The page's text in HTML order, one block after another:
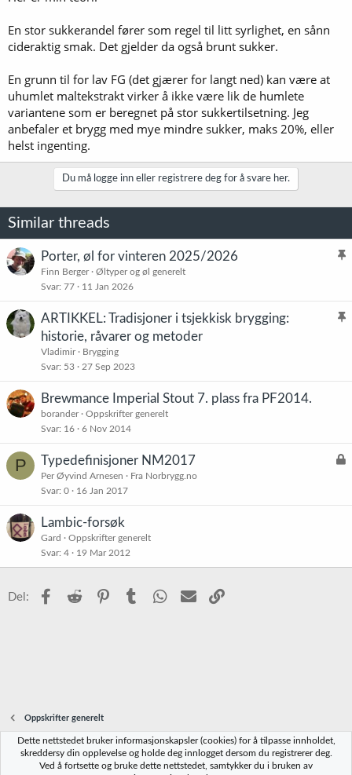
En stor sukkerandel fører som regel til litt syrlighet, en sånn
cideraktig smak. Det gjelder da også brunt sukker.
En grunn til for lav FG (det gjærer for langt ned) kan være at
uhumlet maltekstrakt virker å ikke være lik de humlete
variantene som er beregnet på stor sukkertilsetning. Jeg
anbefaler et brygg med mye mindre sukker, maks 20%, eller
helst ingenting.
Du må logge inn eller registrere deg for å svare her.
Similar threads
K
t
Porter, øl for vinteren 2025/2026
Finn Berger
Øltyper og øl generelt
Svar 77 11 Jan 2026
K
ARTIKKEL: Tradisjoner i tsjekkisk brygging:
historie, råvarer og metoder
Vladimir
Brygging
Svar 53 27 Sep 2023
Brewmance Imperial Stout 7. plass fra PF2014.
borander
Oppskrifter generelt
Svar 16 6 Nov 2014
P
L
Typedefinisjoner NM2017
Per Øyvind Arnesen
Fra Norbrygg.no
Svar 0 16 Jan 2017
Lambic-forsøk
Gard
Oppskrifter generelt
Svar 4 19 Mar 2012
Del: Facebook
Reddit PinterestTumblr WhatsApp
E-post
Oppskrifter generelt
Norbrygg-default
Dette nettstedet bruker informasjonskapsler (cookies) for å tilpasse innholdet,
skreddersy din opplevelse og holde deg innlogget dersom du registrerer deg.
Ved å fortsette og bruke dette nettstedet, samtykker du i bruken av